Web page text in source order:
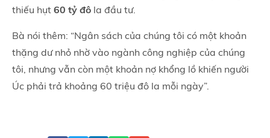
thiếu hụt 60 tỷ đô la đầu tư.
Bà nói thêm: “Ngân sách của chúng tôi có một khoản
thặng dư nhỏ nhờ vào ngành công nghiệp của chúng
tôi, nhưng vẫn còn một khoản nợ khổng lồ khiến người
Úc phải trả khoảng 60 triệu đô la mỗi ngày”.